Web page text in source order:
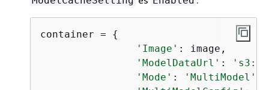
container = {
'Image' : image,
'ModelDataUrl' : 's3://
'Mode' :
'MultiModel'